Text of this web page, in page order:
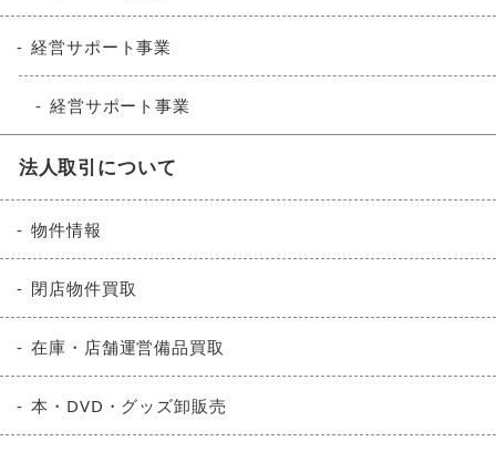
経営サポート事業
経営サポート事業
法人取引について
物件情報
閉店物件買取
在庫・店舗運営備品買取
本・DVD・グッズ卸販売